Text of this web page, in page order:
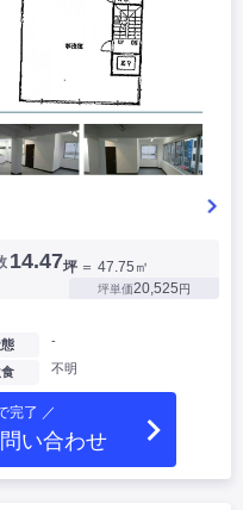
14.47坪 ＝ 47.75㎡
坪単価20,525円
-
不明
完了 ／
い合わせ